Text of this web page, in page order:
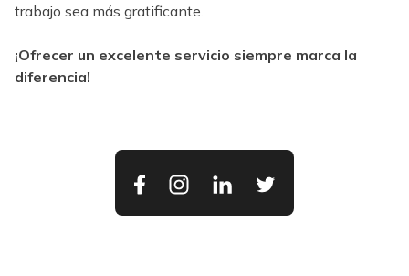
trabajo sea más gratificante.
¡Ofrecer un excelente servicio siempre marca la
diferencia!